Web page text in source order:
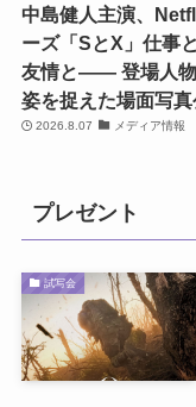
中島健人主演、
ーズ「SとX」仕事と
友情と―― 登場人
姿を捉えた場面写真
2026.8.07 メディア情報
プレゼント
試写会